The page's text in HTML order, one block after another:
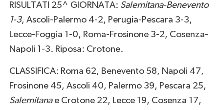
RISULTATI 25^ GIORNATA: Salernitana-Benevento
1-3, Ascoli-Palermo 4-2, Perugia-Pescara 3-3,
Lecce-Foggia 1-0, Roma-Frosinone 3-2, Cosenza-
Napoli 1-3. Riposa: Crotone.
CLASSIFICA: Roma 62, Benevento 58, Napoli 47,
Frosinone 45, Ascoli 40, Palermo 39, Pescara 25,
Salernitanae Crotone 22, Lecce 19, Cosenza 17,